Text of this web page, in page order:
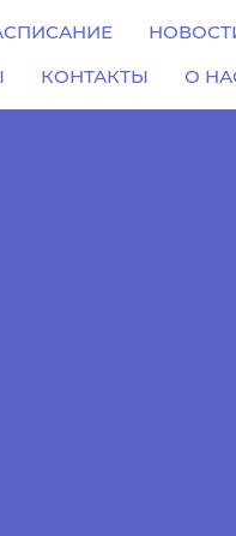
КОНТАКТЫ О